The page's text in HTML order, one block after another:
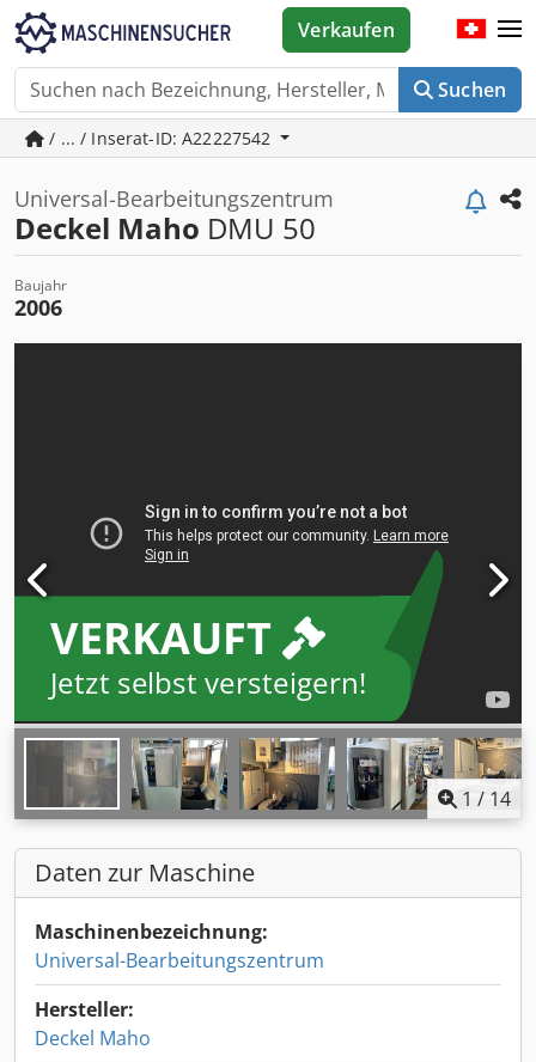
Suchen
Verkaufen
/ ... / Inserat-ID: A22227542
Universal-Bearbeitungszentrum
Deckel Maho DMU 50
Baujahr
2006
VERKAUFT
Jetzt selbst versteigern!
1 / 14
Daten zur Maschine
Maschinenbezeichnung:
Universal-Bearbeitungszentrum
Hersteller:
Deckel Maho